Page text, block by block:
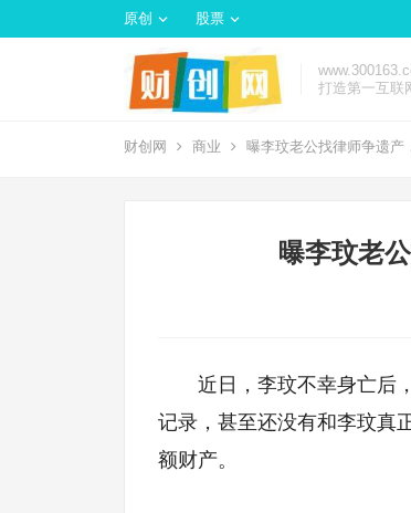
原创 股票
打造第一互联
财创网 商业 曝李玟老公找律师争遗产
曝李玟老
近日，李玟不幸身亡后
记录，甚至还没有和李玟真
额财产。